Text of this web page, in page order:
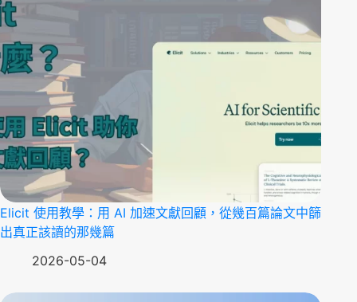
Elicit 使用教學：用 AI 加速文獻回顧，從幾百篇論文中篩
出真正該讀的那幾篇
2026-05-04